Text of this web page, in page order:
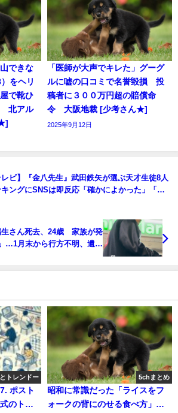
できな
をヘリ
で靴ひ
北アル
「医師が大声でキレた」グーグ
ルに嘘の口コミで名誉毀損 投
稿者に３００万円超の賠償命
令 大阪地裁 [少考さん★]
2025年9月12日
レビ】『金八先生』武田鉄矢が選ぶ天才生徒8人
キングにSNSは即反応「確かによかった」「異
生さん死去、24歳 家族が発
…1月末から行方不明、遺体
トレンドー
ポスト
のトレ
5chまとめ
昭和に常識だった「ライスをフ
ォークの背にのせる食べ方」は